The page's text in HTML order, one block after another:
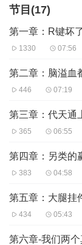
“柱间教我的啊，说
“特么人家玩的那是
“擦，千手扉间，哪
“我大哥教我的啊
“特么的让开！我来
我们两个真厉害
的残骸心中美滋滋
节目(17)
第一章：R键坏
1330 07:56
第二章：脑溢血
446 07:19
第三章：代天通
365 06:55
第四章：另类的
383 04:58
第五章：大腿挂
434 05:43
第六章-我们两